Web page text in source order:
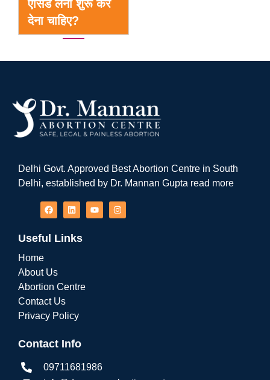
एसिड लेना शुरू कर
देना चाहिए?
Delhi Govt. Approved Best Abortion Centre in South
Delhi, established by Dr. Mannan Gupta read more
Useful Links
Home
About Us
Abortion Centre
Contact Us
Privacy Policy
Contact Info
09711681986